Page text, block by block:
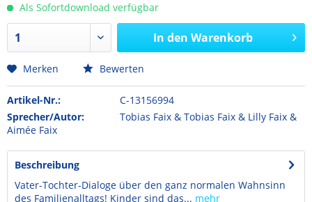
Als Sofortdownload verfügbar
In den Warenkorb
Merken Bewerten
Artikel-Nr.:
C-13156994
Sprecher/Autor:
Tobias Faix & Tobias Faix & Lilly Faix &
Aimée Faix
Beschreibung
Vater-Tochter-Dialoge über den ganz normalen Wahnsinn
des Familienalltags! Kinder sind das... mehr